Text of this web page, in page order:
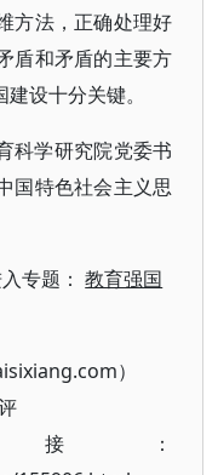
方法，正确处理好
盾和矛盾的主要方
设十分关键。
科学研究院党委书
国特色社会主义思
专题：教育强国
）
：